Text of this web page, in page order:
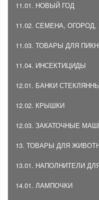
11.01. НОВЫЙ ГОД
11.02. СЕМЕНА,
11.03. ТОВАРЫ ДЛЯ
11.04. ИНСЕКТИЦИДЫ
12.01. БАНКИ
12.02. КРЫШКИ
12.03. ЗАКАТОЧНЫЕ
13. ТОВАРЫ ДЛЯ
13.01. НАПОЛНИТЕЛИ
14.01. ЛАМПОЧКИ